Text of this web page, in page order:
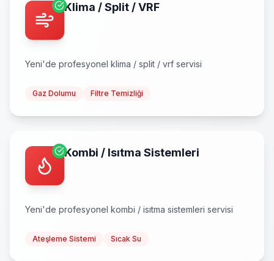
Klima / Split / VRF
Yeni'de profesyonel klima / split / vrf servisi
Gaz Dolumu Filtre Temizliği
Kombi / Isıtma Sistemleri
Yeni'de profesyonel kombi / isıtma sistemleri servisi
Ateşleme Sistemi Sıcak Su